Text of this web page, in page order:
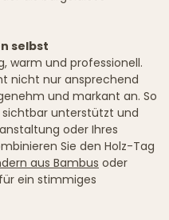
selbst
warm und professionell.
nicht nur ansprechend
und markant an. So
sichtbar unterstützt und
oder Ihres
Sie den Holz-Tag
aus Bambus oder
für ein stimmiges